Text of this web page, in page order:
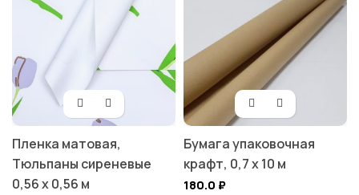
Пленка матовая,
Тюльпаны сиреневые
0,56 х 0,56 м
Бумага упаковочная
крафт, 0,7 х 10 м
180.0 ₽